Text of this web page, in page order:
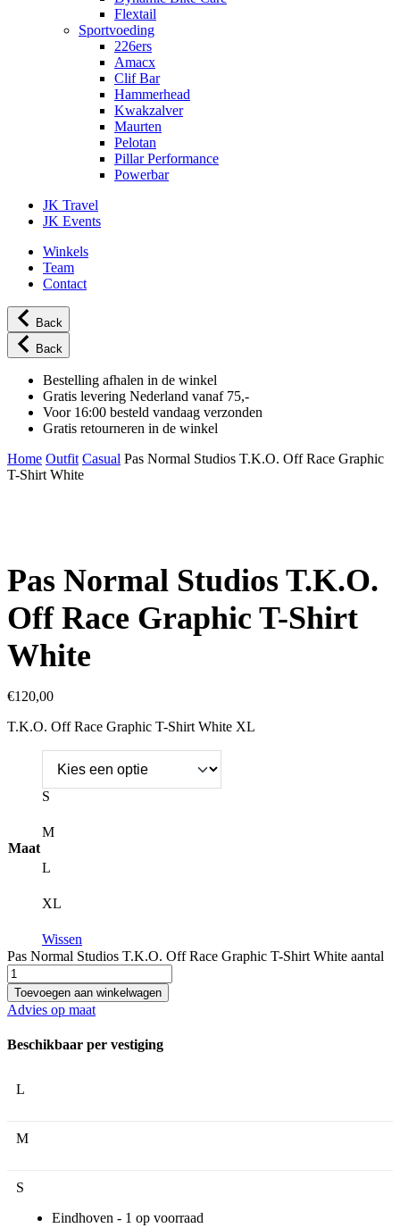
Flextail
Sportvoeding
226ers
Amacx
Clif Bar
Hammerhead
Kwakzalver
Maurten
Pelotan
Pillar Performance
Powerbar
JK Travel
JK Events
Winkels
Team
Contact
Back
Back
Bestelling afhalen in de winkel
Gratis levering Nederland vanaf 75,-
Voor 16:00 besteld vandaag verzonden
Gratis retourneren in de winkel
Home Outfit Casual Pas Normal Studios T.K.O. Off Race Graphic
T-Shirt White
Pas Normal Studios T.K.O.
Off Race Graphic T-Shirt
White
€120,00
T.K.O. Off Race Graphic T-Shirt White XL
Maat
S
M
L
XL
Wissen
Pas Normal Studios T.K.O. Off Race Graphic T-Shirt White aantal
Toevoegen aan winkelwagen
Advies op maat
Beschikbaar per vestiging
L
M
S
Eindhoven - 1